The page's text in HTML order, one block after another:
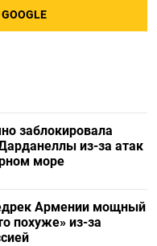
заблокировала
из-за атак
море
Армении мощный
похуже» из-за